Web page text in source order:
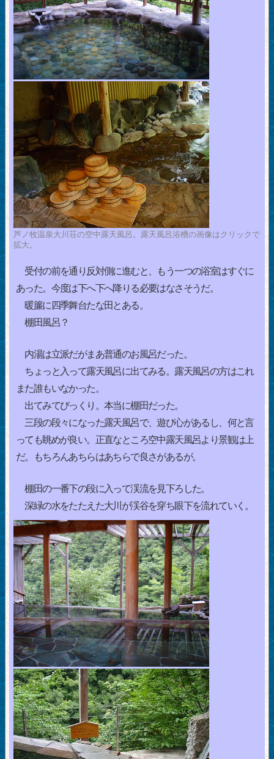
芦ノ牧温泉大川荘の空中露天風呂。露天風呂浴槽の画像はクリックで
拡大。
受付の前を通り反対側に進むと、もう一つの浴室はすぐに
あった。今度は下へ下へ降りる必要はなさそうだ。
暖簾に四季舞台たな田とある。
棚田風呂？
内湯は立派だがまあ普通のお風呂だった。
ちょっと入って露天風呂に出てみる。露天風呂の方はこれ
また誰もいなかった。
出てみてびっくり。本当に棚田だった。
三段の段々になった露天風呂で、遊び心があるし、何と言
っても眺めが良い。正直なところ空中露天風呂より景観は上
だ。もちろんあちらはあちらで良さがあるが。
棚田の一番下の段に入って渓流を見下ろした。
深緑の水をたたえた大川が渓谷を穿ち眼下を流れていく。